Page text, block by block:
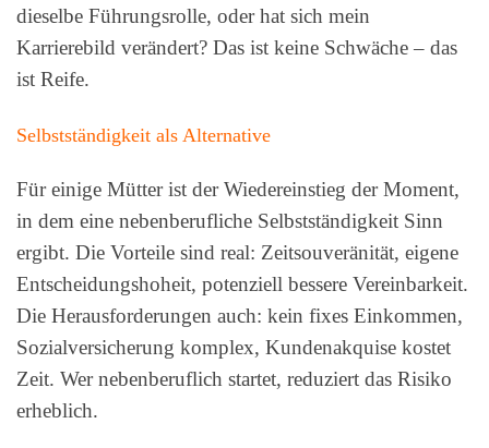
dieselbe Führungsrolle, oder hat sich mein
Karrierebild verändert? Das ist keine Schwäche – das
ist Reife.
Selbstständigkeit als Alternative
Für einige Mütter ist der Wiedereinstieg der Moment,
in dem eine nebenberufliche Selbstständigkeit Sinn
ergibt. Die Vorteile sind real: Zeitsouveränität, eigene
Entscheidungshoheit, potenziell bessere Vereinbarkeit.
Die Herausforderungen auch: kein fixes Einkommen,
Sozialversicherung komplex, Kundenakquise kostet
Zeit. Wer nebenberuflich startet, reduziert das Risiko
erheblich.